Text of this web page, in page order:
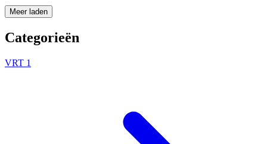
Meer laden
Categorieën
VRT 1